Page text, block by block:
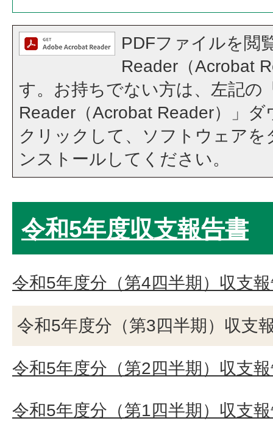
PDFファイルを閲
Reader（Acrobat
す。お持ちでない方は、左記の
Reader（Acrobat Reader）」
クリックして、ソフトウェア
ンストールしてください。
令和5年度収支報告書
令和5年度分（第4四半期）収支
令和5年度分（第3四半期）収支
令和5年度分（第2四半期）収支
令和5年度分（第1四半期）収支